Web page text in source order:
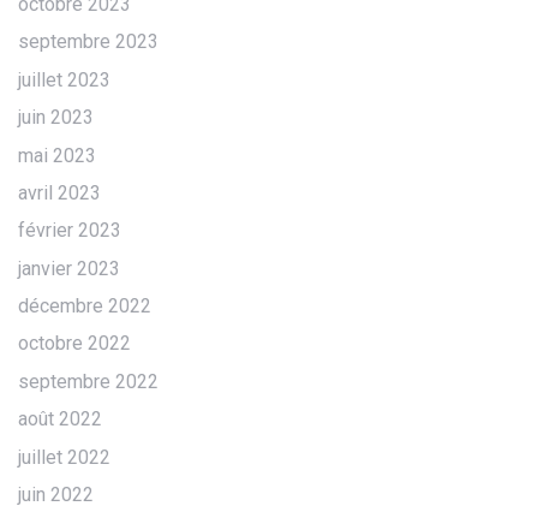
septembre 2023
juillet 2023
juin 2023
mai 2023
avril 2023
février 2023
janvier 2023
décembre 2022
octobre 2022
septembre 2022
août 2022
juillet 2022
juin 2022